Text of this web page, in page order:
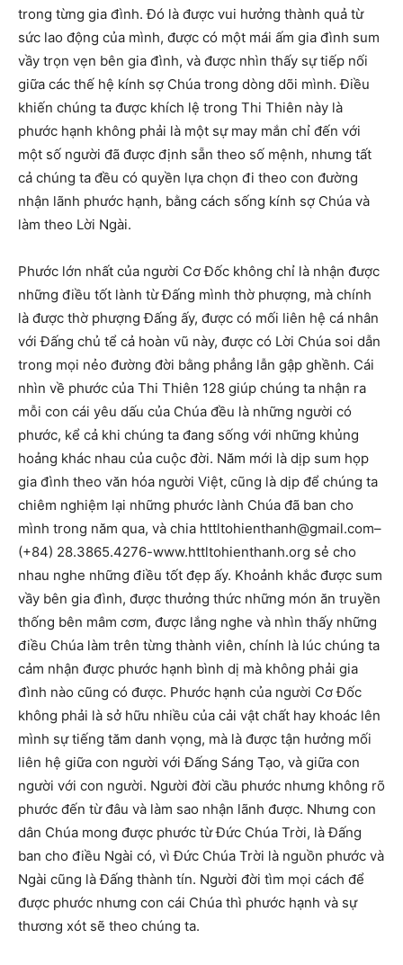
trong từng gia đình. Đó là được vui hưởng thành quả từ
sức lao động của mình, được có một mái ấm gia đình sum
vầy trọn vẹn bên gia đình, và được nhìn thấy sự tiếp nối
giữa các thế hệ kính sợ Chúa trong dòng dõi mình. Điều
khiến chúng ta được khích lệ trong Thi Thiên này là
phước hạnh không phải là một sự may mắn chỉ đến với
một số người đã được định sẵn theo số mệnh, nhưng tất
cả chúng ta đều có quyền lựa chọn đi theo con đường
nhận lãnh phước hạnh, bằng cách sống kính sợ Chúa và
làm theo Lời Ngài.
Phước lớn nhất của người Cơ Đốc không chỉ là nhận được
những điều tốt lành từ Đấng mình thờ phượng, mà chính
là được thờ phượng Đấng ấy, được có mối liên hệ cá nhân
với Đấng chủ tể cả hoàn vũ này, được có Lời Chúa soi dẫn
trong mọi nẻo đường đời bằng phẳng lẫn gập ghềnh. Cái
nhìn về phước của Thi Thiên 128 giúp chúng ta nhận ra
mỗi con cái yêu dấu của Chúa đều là những người có
phước, kể cả khi chúng ta đang sống với những khủng
hoảng khác nhau của cuộc đời. Năm mới là dịp sum họp
gia đình theo văn hóa người Việt, cũng là dịp để chúng ta
chiêm nghiệm lại những phước lành Chúa đã ban cho
mình trong năm qua, và chia httltohienthanh@gmail.com–
(+84) 28.3865.4276-www.httltohienthanh.org sẻ cho
nhau nghe những điều tốt đẹp ấy. Khoảnh khắc được sum
vầy bên gia đình, được thưởng thức những món ăn truyền
thống bên mâm cơm, được lắng nghe và nhìn thấy những
điều Chúa làm trên từng thành viên, chính là lúc chúng ta
cảm nhận được phước hạnh bình dị mà không phải gia
đình nào cũng có được. Phước hạnh của người Cơ Đốc
không phải là sở hữu nhiều của cải vật chất hay khoác lên
mình sự tiếng tăm danh vọng, mà là được tận hưởng mối
liên hệ giữa con người với Đấng Sáng Tạo, và giữa con
người với con người. Người đời cầu phước nhưng không rõ
phước đến từ đâu và làm sao nhận lãnh được. Nhưng con
dân Chúa mong được phước từ Đức Chúa Trời, là Đấng
ban cho điều Ngài có, vì Đức Chúa Trời là nguồn phước và
Ngài cũng là Đấng thành tín. Người đời tìm mọi cách để
được phước nhưng con cái Chúa thì phước hạnh và sự
thương xót sẽ theo chúng ta.